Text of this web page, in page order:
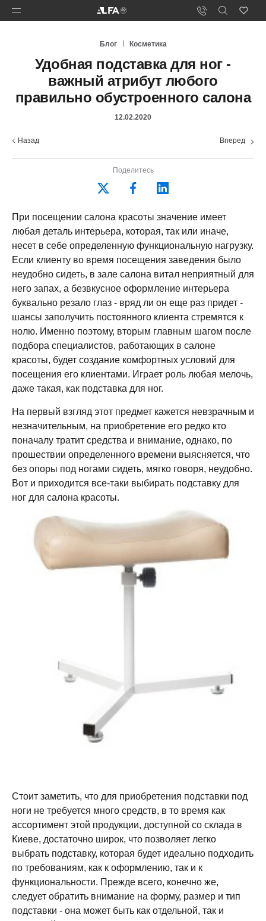
Блог Косметика
Удобная подставка для ног -
важный атрибут любого
правильно обустроенного салона
12.02.2020
Назад Вперед
Поделитесь
При посещении салона красоты значение имеет
любая деталь интерьера, которая, так или иначе,
несет в себе определенную функциональную нагрузку.
Если клиенту во время посещения заведения было
неудобно сидеть, в зале салона витал неприятный для
него запах, а безвкусное оформление интерьера
буквально резало глаз - вряд ли он еще раз придет -
шансы заполучить постоянного клиента стремятся к
нолю. Именно поэтому, вторым главным шагом после
подбора специалистов, работающих в салоне
красоты, будет создание комфортных условий для
посещения его клиентами. Играет роль любая мелочь,
даже такая, как подставка для ног.
На первый взгляд этот предмет кажется невзрачным и
незначительным, на приобретение его редко кто
поначалу тратит средства и внимание, однако, по
прошествии определенного времени выясняется, что
без опоры под ногами сидеть, мягко говоря, неудобно.
Вот и приходится все-таки выбирать подставку для
ног для салона красоты.
Стоит заметить, что для приобретения подставки под
ноги не требуется много средств, в то время как
ассортимент этой продукции, доступной со склада в
Киеве, достаточно широк, что позволяет легко
выбрать подставку, которая будет идеально подходить
по требованиям, как к оформлению, так и к
функциональности. Прежде всего, конечно же,
следует обратить внимание на форму, размер и тип
подставки - она может быть как отдельной, так и